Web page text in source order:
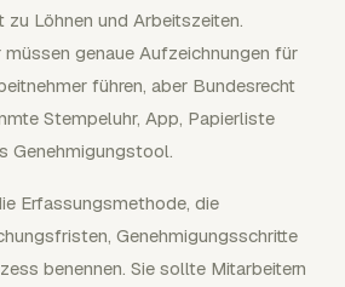
Löhnen und Arbeitszeiten.
genaue Aufzeichnungen für
führen, aber Bundesrecht
Stempeluhr, App, Papierliste
Genehmigungstool.
Erfassungsmethode, die
Genehmigungsschritte
benennen. Sie sollte Mitarbeitern